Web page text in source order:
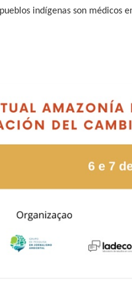
indígenas son médicos